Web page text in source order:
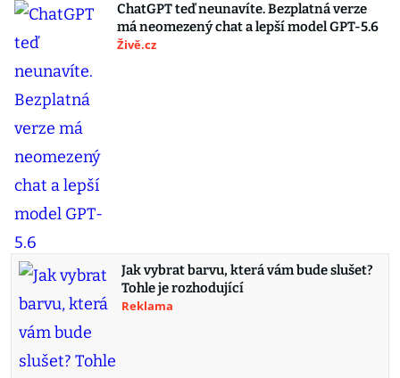
ChatGPT teď neunavíte. Bezplatná verze
má neomezený chat a lepší model GPT-5.6
Živě.cz
Jak vybrat barvu, která vám bude slušet?
Tohle je rozhodující
Reklama